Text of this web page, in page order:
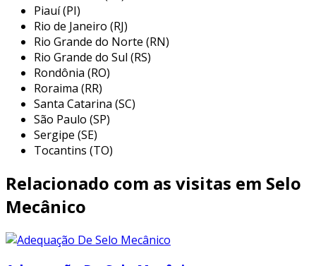
operação eficiente da maquinaria. abaixo estão
algumas das principais razões que podem levar
ao vazamento:
desgaste excessivo:
componentes do selo podem sofrer
desgaste devido ao atrito, provocando
falhas na vedação.
instalação incorreta:
tensões inadequadas, levando a
vazamentos.
temperaturas ou pressões fora das
Piauí (PI)
Rio de Janeiro (RJ)
Rio Grande do Norte (RN)
Rio Grande do Sul (RS)
Rondônia (RO)
Roraima (RR)
Santa Catarina (SC)
São Paulo (SP)
Sergipe (SE)
Tocantins (TO)
Relacionado com as visitas em Selo
Mecânico